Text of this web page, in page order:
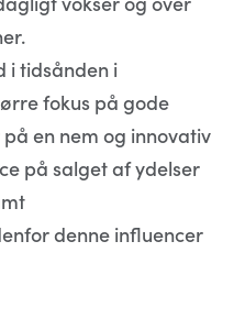
i tidsånden i
fokus på gode
en nem og innovativ
på salget af ydelser
denne influencer